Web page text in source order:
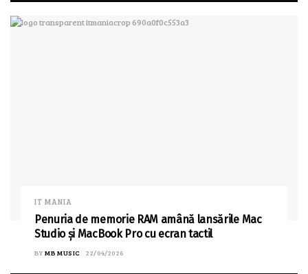
IT MANIA
Penuria de memorie RAM amână lansările Mac
Studio și MacBook Pro cu ecran tactil
BY MB MUSIC 22/04/2026